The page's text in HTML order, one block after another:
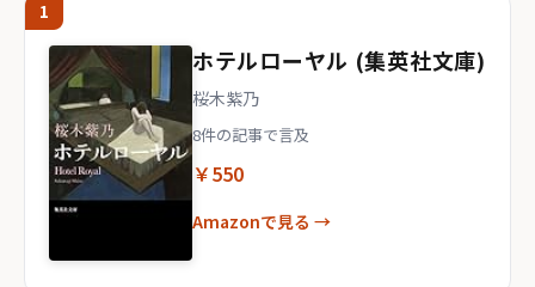
1
ホテルローヤル (集英社文庫)
桜木紫乃
8件の記事で言及
￥550
Amazonで見る →